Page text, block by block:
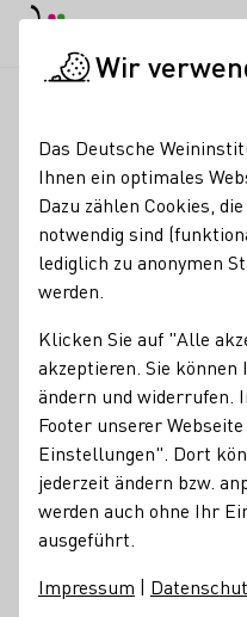
SM
Perlwein / Secco
Mitgliedschaften
Traditionelle klassische
Kontakt
SM SektManukaktur
55444 Waldlaubersheim-
Deutschland
FacebookTelefonnummer
E-Mail-
Wir
Das Deutsche
Ihnen ein optimales
Dazu zählen Cookies,
notwendig sind
lediglich zu anonymen
werden.
Klicken Sie auf "Alle
akzeptieren. Sie
ändern und widerrufen.
Footer unserer
Einstellungen". Dort
jederzeit ändern bzw.
werden auch ohne Ihr
ausgeführt.
Impressum |